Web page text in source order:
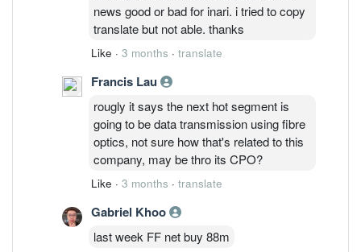
news good or bad for inari. i tried to copy
translate but not able. thanks
Like · 3 months · translate
Francis Lau
rougly it says the next hot segment is
going to be data transmission using fibre
optics, not sure how that's related to this
company, may be thro its CPO?
Like · 3 months · translate
Gabriel Khoo
last week FF net buy 88m